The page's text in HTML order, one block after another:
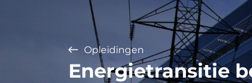
Opleidingen
Energietransitie